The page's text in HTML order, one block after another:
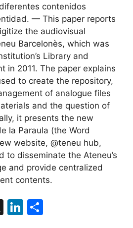
contenidos
— This paper reports
the audiovisual
Barcelonès, which was
Library and
in 2011. The paper explains
to create the repository,
of analogue files
and the question of
it presents the new
la Paraula (the Word
website, @teneu hub,
to disseminate the Ateneu’s
and provide centralized
contents.
X
Li